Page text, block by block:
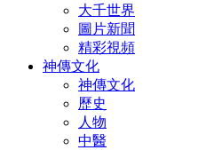
大千世界
圖片新聞
精彩視頻
神傳文化
神傳文化
歷史
人物
中醫